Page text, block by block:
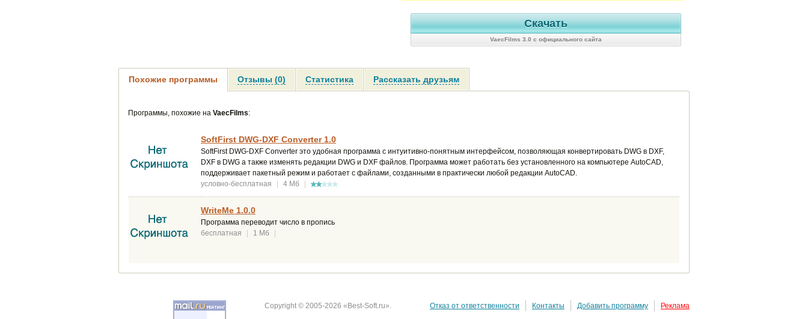
Скачать
VaecFilms 3.0 с официального сайта
Похожие программы Отзывы (0) Статистика Рассказать друзьям
Программы, похожие на VaecFilms:
SoftFirst DWG-DXF Converter 1.0
SoftFirst DWG-DXF Converter это удобная программа с интуитивно-понятным интерфейсом, позволяющая конвертировать DWG в DXF,
DXF в DWG а также изменять редакции DWG и DXF файлов. Программа может работать без установленного на компьютере AutoCAD,
поддерживает пакетный режим и работает с файлами, созданными в практически любой редакции AutoCAD.
условно-бесплатная
| 4 Мб |
WriteMe 1.0.0
Программа переводит число в пропись
бесплатная
| 1 Мб |
Copyright © 2005-2026 «Best-Soft.ru». Отказ от ответственности Контакты Добавить программу Реклама